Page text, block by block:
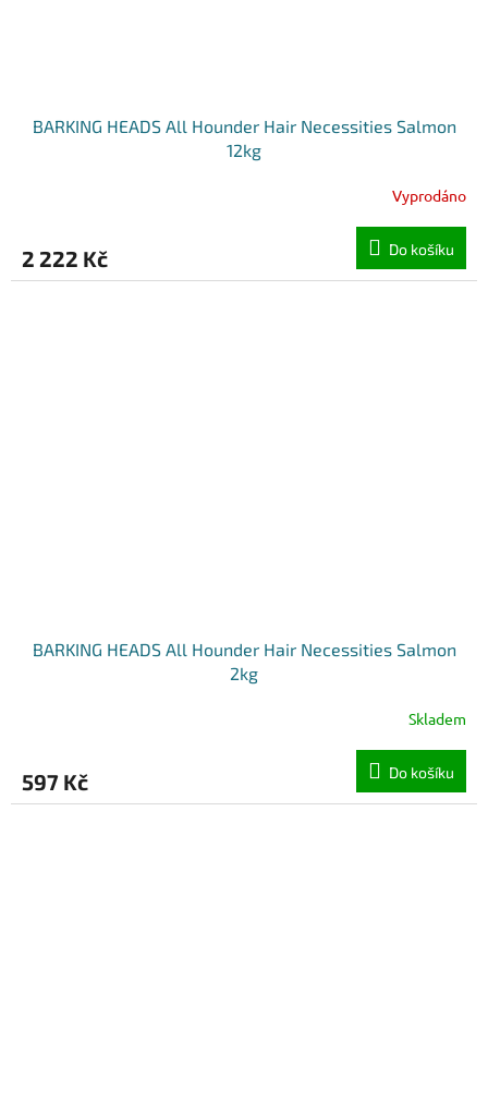
BARKING HEADS All Hounder Hair Necessities Salmon
12kg
Vyprodáno
2 222 Kč Do košíku
BARKING HEADS All Hounder Hair Necessities Salmon
2kg
Skladem
597 Kč Do košíku